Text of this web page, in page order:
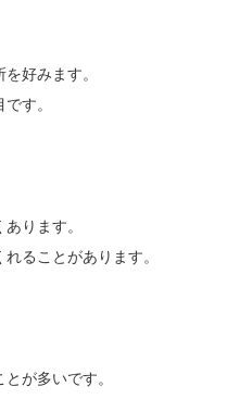
好みます。
す。
ります。
ることがあります。
が多いです。